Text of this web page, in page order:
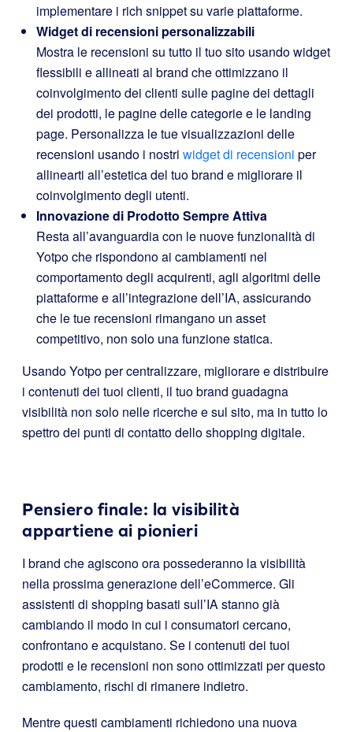
implementare i rich snippet su varie piattaforme.
Widget di recensioni personalizzabili
Mostra le recensioni su tutto il tuo sito usando widget
flessibili e allineati al brand che ottimizzano il
coinvolgimento dei clienti sulle pagine dei dettagli
dei prodotti, le pagine delle categorie e le landing
page. Personalizza le tue visualizzazioni delle
recensioni usando i nostri widget di recensioni per
allinearti all’estetica del tuo brand e migliorare il
coinvolgimento degli utenti.
Innovazione di Prodotto Sempre Attiva
Resta all’avanguardia con le nuove funzionalità di
Yotpo che rispondono ai cambiamenti nel
comportamento degli acquirenti, agli algoritmi delle
piattaforme e all’integrazione dell’IA, assicurando
che le tue recensioni rimangano un asset
competitivo, non solo una funzione statica.
Usando Yotpo per centralizzare, migliorare e distribuire
i contenuti dei tuoi clienti, il tuo brand guadagna
visibilità non solo nelle ricerche e sul sito, ma in tutto lo
spettro dei punti di contatto dello shopping digitale.
Pensiero finale: la visibilità
appartiene ai pionieri
I brand che agiscono ora possederanno la visibilità
nella prossima generazione dell’eCommerce. Gli
assistenti di shopping basati sull’IA stanno già
cambiando il modo in cui i consumatori cercano,
confrontano e acquistano. Se i contenuti dei tuoi
prodotti e le recensioni non sono ottimizzati per questo
cambiamento, rischi di rimanere indietro.
Mentre questi cambiamenti richiedono una nuova